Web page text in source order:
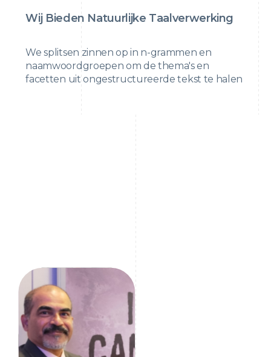
Wij Bieden Natuurlijke Taalverwerking
We splitsen zinnen op in n-grammen en
naamwoordgroepen om de thema's en
facetten uit ongestructureerde tekst te halen